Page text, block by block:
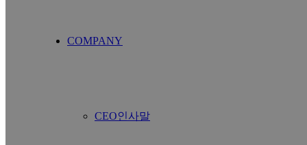
COMPANY
CEO인사말